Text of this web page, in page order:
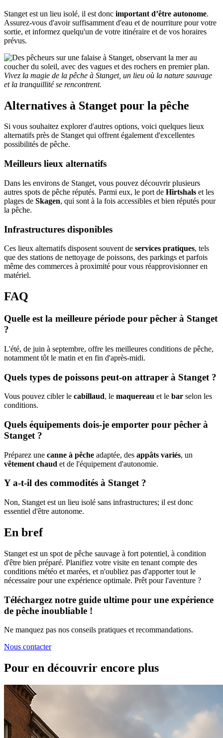
Stanget est un lieu isolé, il est donc important d’être autonome.
Assurez-vous d'avoir suffisamment d'eau et de nourriture pour votre
sortie, et informez quelqu'un de votre itinéraire et de vos horaires
prévus.
Vivez la magie de la pêche à Stanget, un lieu où la nature sauvage
et la tranquillité se rencontrent.
Alternatives à Stanget pour la pêche
Si vous souhaitez explorer d'autres options, voici quelques lieux
alternatifs près de Stanget qui offrent également d'excellentes
possibilités de pêche.
Meilleurs lieux alternatifs
Dans les environs de Stanget, vous pouvez découvrir plusieurs
autres spots de pêche réputés. Parmi eux, le port de Hirtshals et les
plages de Skagen, qui sont à la fois accessibles et bien réputés pour
la pêche.
Infrastructures disponibles
Ces lieux alternatifs disposent souvent de services pratiques, tels
que des stations de nettoyage de poissons, des parkings et parfois
même des commerces à proximité pour vous réapprovisionner en
matériel.
FAQ
Quelle est la meilleure période pour pêcher à Stanget
?
L'été, de juin à septembre, offre les meilleures conditions de pêche,
notamment tôt le matin et en fin d'après-midi.
Quels types de poissons peut-on attraper à Stanget ?
Vous pouvez cibler le cabillaud, le maquereau et le bar selon les
conditions.
Quels équipements dois-je emporter pour pêcher à
Stanget ?
Préparez une canne à pêche adaptée, des appâts variés, un
vêtement chaud et de l'équipement d'autonomie.
Y a-t-il des commodités à Stanget ?
Non, Stanget est un lieu isolé sans infrastructures; il est donc
essentiel d'être autonome.
En bref
Stanget est un spot de pêche sauvage à fort potentiel, à condition
d'être bien préparé. Planifiez votre visite en tenant compte des
conditions météo et marées, et n'oubliez pas d'apporter tout le
nécessaire pour une expérience optimale. Prêt pour l'aventure ?
Téléchargez notre guide ultime pour une expérience
de pêche inoubliable !
Ne manquez pas nos conseils pratiques et recommandations.
Nous contacter
Pour en découvrir encore plus